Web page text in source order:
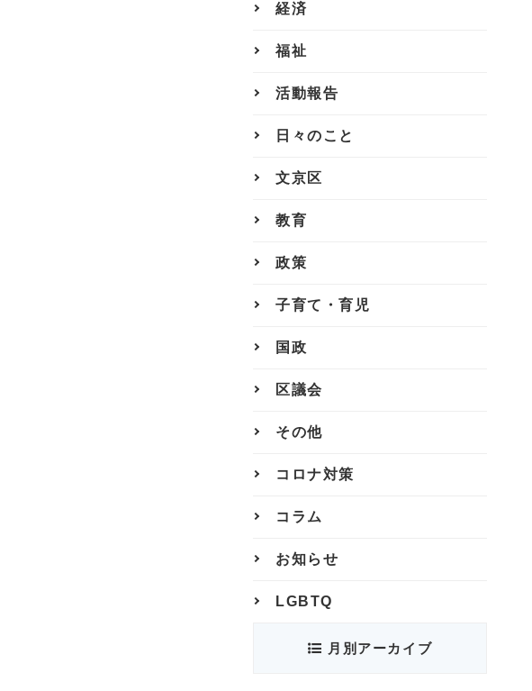
経済
福祉
活動報告
日々のこと
文京区
教育
政策
子育て・育児
国政
区議会
その他
コロナ対策
コラム
お知らせ
LGBTQ
月別アーカイブ